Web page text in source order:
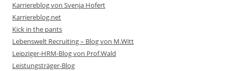
Karriereblog von Svenja Hofert
Karriereblog.net
Kick in the pants
Lebenswelt Recruiting – Blog von M.Witt
Leipziger-HRM-Blog von Prof.Wald
Leistungsträger-Blog